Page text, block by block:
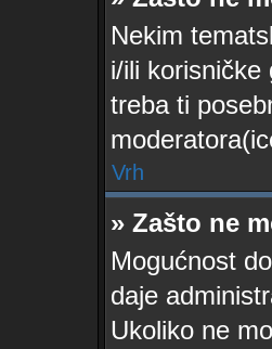
Nekim
i/ili korisničke
treba ti
Vrh
» Zašto ne
Mogućnost
daje
Ukoliko ne